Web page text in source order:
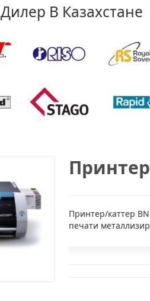
Дилер В Казахстане
Принтер/каттер
печати